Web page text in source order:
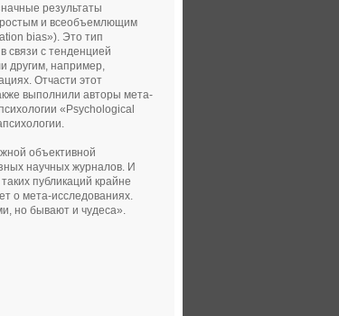
результаты
и всеобъемлющим
bias»). Это тип
связи с тенденцией
другим, например,
Отчасти этот
выполнили авторы мета-
«Psychological
объективной
научных журналов. И
публикаций крайне
о мета-исследованиях.
но бывают и чудеса».